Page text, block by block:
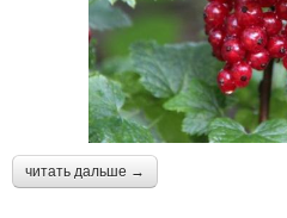
читать дальше →